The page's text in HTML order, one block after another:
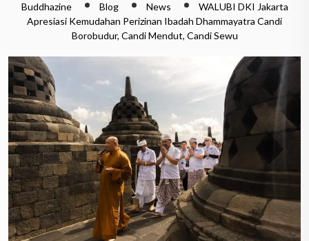
Buddhazine Blog News
WALUBI DKI Jakarta
Apresiasi Kemudahan Perizinan Ibadah Dhammayatra Candi
Borobudur, Candi Mendut, Candi Sewu